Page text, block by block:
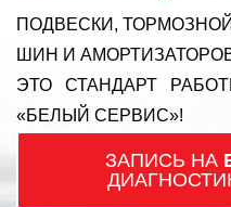
ПОДВЕСКИ,
ШИН И
ЭТО СТАНДАРТ
«БЕЛЫЙ СЕРВИС»!
ЗАПИСЬ НА